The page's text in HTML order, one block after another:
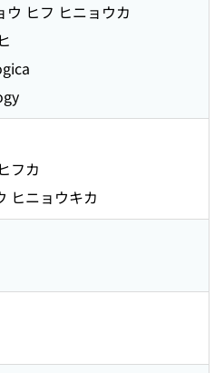
ヒフ ヒニョウカ
フカ
ヒニョウキカ